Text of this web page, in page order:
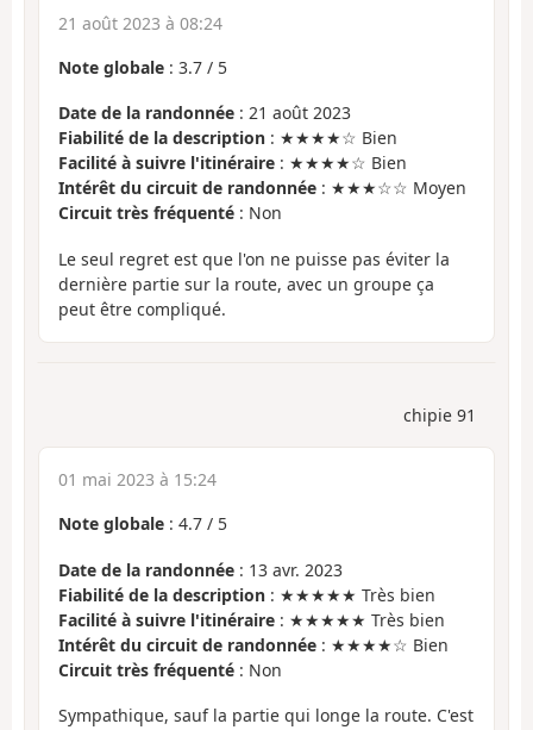
21 août 2023 à 08:24
Note globale : 3.7 / 5
Date de la randonnée : 21 août 2023
Fiabilité de la description : ★★★★☆ Bien
Facilité à suivre l'itinéraire : ★★★★☆ Bien
Intérêt du circuit de randonnée : ★★★☆☆ Moyen
Circuit très fréquenté : Non
Le seul regret est que l'on ne puisse pas éviter la
dernière partie sur la route, avec un groupe ça
peut être compliqué.
chipie 91
01 mai 2023 à 15:24
Note globale : 4.7 / 5
Date de la randonnée : 13 avr. 2023
Fiabilité de la description : ★★★★★ Très bien
Facilité à suivre l'itinéraire : ★★★★★ Très bien
Intérêt du circuit de randonnée : ★★★★☆ Bien
Circuit très fréquenté : Non
Sympathique, sauf la partie qui longe la route. C'est